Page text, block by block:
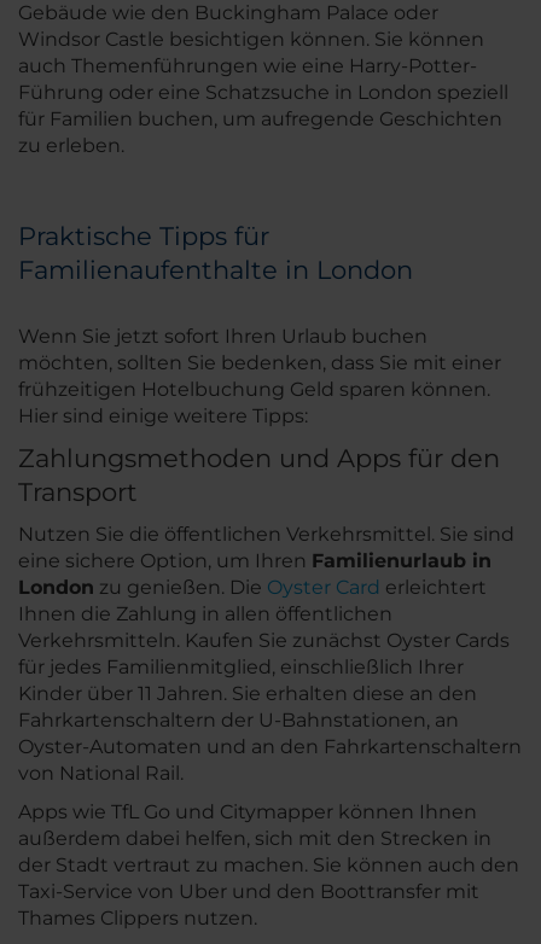
Gebäude wie den Buckingham Palace oder
Windsor Castle besichtigen können. Sie können
auch Themenführungen wie eine Harry-Potter-
Führung oder eine Schatzsuche in London speziell
für Familien buchen, um aufregende Geschichten
zu erleben.
Praktische Tipps für
Familienaufenthalte in London
Wenn Sie jetzt sofort Ihren Urlaub buchen
möchten, sollten Sie bedenken, dass Sie mit einer
frühzeitigen Hotelbuchung Geld sparen können.
Hier sind einige weitere Tipps:
Zahlungsmethoden und Apps für den
Transport
Nutzen Sie die öffentlichen Verkehrsmittel. Sie sind
eine sichere Option, um Ihren Familienurlaub in
London zu genießen. Die Oyster Card erleichtert
Ihnen die Zahlung in allen öffentlichen
Verkehrsmitteln. Kaufen Sie zunächst Oyster Cards
für jedes Familienmitglied, einschließlich Ihrer
Kinder über 11 Jahren. Sie erhalten diese an den
Fahrkartenschaltern der U-Bahnstationen, an
Oyster-Automaten und an den Fahrkartenschaltern
von National Rail.
Apps wie TfL Go und Citymapper können Ihnen
außerdem dabei helfen, sich mit den Strecken in
der Stadt vertraut zu machen. Sie können auch den
Taxi-Service von Uber und den Boottransfer mit
Thames Clippers nutzen.